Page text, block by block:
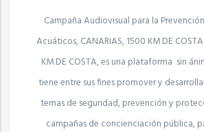
Campaña Audiovisual para la
Acuáticos, CANARIAS, 1500 KM DE
KM DE COSTA, es una plataforma sin
tiene entre sus fines promover y
temas de seguridad, prevención y
campañas de concienciación pública,